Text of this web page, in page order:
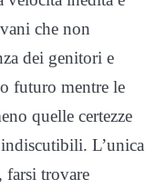
che non
dei genitori e
futuro mentre le
quelle certezze
L’unica
farsi trovare